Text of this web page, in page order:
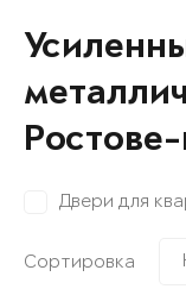
Двери для
Сортировка